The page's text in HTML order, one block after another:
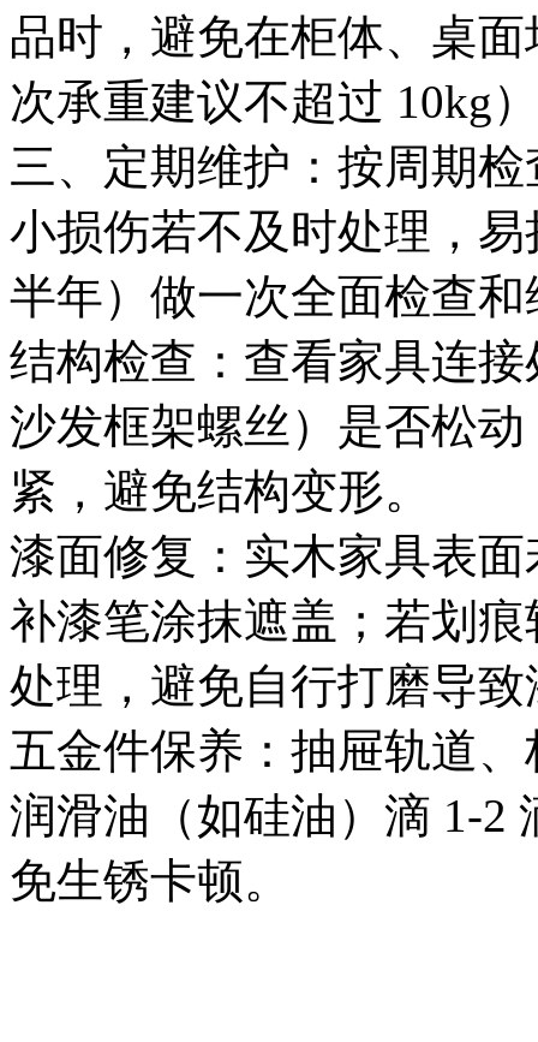
品时，避免在柜体、桌
次承重建议不超过 10kg
三、定期维护：按周期
小损伤若不及时处理，
半年）做一次全面检查和
结构检查：查看家具连
沙发框架螺丝）是否松
紧，避免结构变形。
漆面修复：实木家具表
补漆笔涂抹遮盖；若划
处理，避免自行打磨导
五金件保养：抽屉轨道
润滑油（如硅油）滴 1-2
免生锈卡顿。